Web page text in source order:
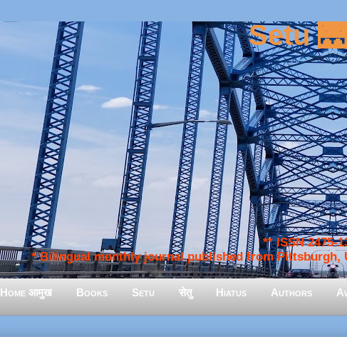
Setu
** ISSN 2475-
* Bilingual monthly journal published from Pittsburgh,
Home आमुख Books Setu सेतु Hiatus Authors